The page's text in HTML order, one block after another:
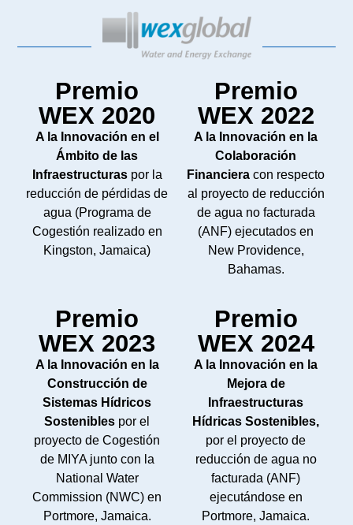
Premio
WEX 2020
A la Innovación en el
Ámbito de las
Infraestructuraspor la
reducción de pérdidas de
agua (Programa de
Cogestión realizado en
Kingston, Jamaica)
Premio
WEX 2022
A la Innovación en la
Colaboración
Financieracon respecto
al proyecto de reducción
de agua no facturada
(ANF) ejecutados en
New Providence,
Bahamas.
Premio
WEX 2023
A la Innovación en la
Construcción de
Sistemas Hídricos
Sostenibles por el
proyecto de Cogestión
de MIYA junto con la
National Water
Commission (NWC) en
Portmore, Jamaica.
Premio
WEX 2024
A la Innovación en la
Mejora de
Infraestructuras
Hídricas Sostenibles,
por el proyecto de
reducción de agua no
facturada (ANF)
ejecutándose en
Portmore, Jamaica.